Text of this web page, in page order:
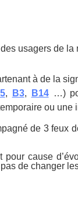
usagers de
à de la
, B3, B14…)
ou une
de 3 feux
pour cause
de changer